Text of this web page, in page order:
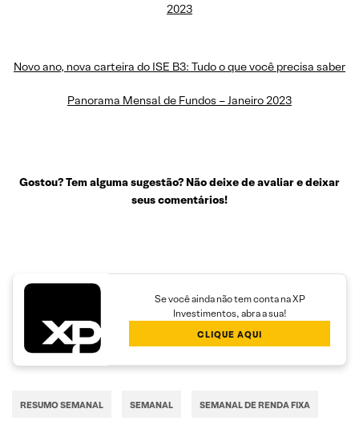
2023
Novo ano, nova carteira do ISE B3: Tudo o que você precisa saber
Panorama Mensal de Fundos – Janeiro 2023
Gostou? Tem alguma sugestão? Não deixe de avaliar e deixar
seus comentários!
Se você ainda não tem conta na XP
Investimentos, abra a sua!
CLIQUE AQUI
RESUMO SEMANAL SEMANAL SEMANAL DE RENDA FIXA